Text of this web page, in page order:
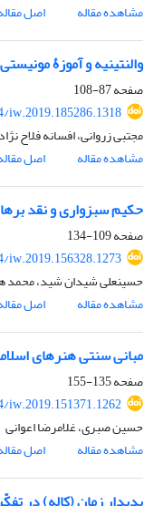
مشاهده مقاله
اصل
والنتینیه و آموزۀ مونیستی
صفحه87-108
iw.2019.185286.1318
مجتبی زروانی، افسانه فلاح
مشاهده مقاله
اصل
حکیم سبزواری و نقد
صفحه109-134
iw.2019.156328.1273
حسینعلی شیدان شید، محمد
مشاهده مقاله
اصل
مبانی سنتی هنرهای
صفحه135-155
iw.2019.151371.1262
حسین صبری، غلامرضا اعوانی
مشاهده مقاله
اصل